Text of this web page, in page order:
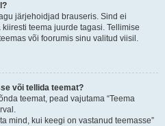
järjehoidjad brauseris. Sind ei
teema juurde tagasi. Tellimise
või foorumis sinu valitud viisil.
või tellida teemat?
teemat, pead vajutama “Teema
mind, kui keegi on vastanud teemasse”